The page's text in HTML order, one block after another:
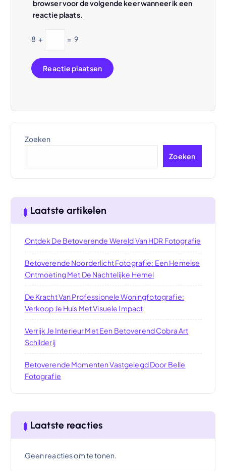
browser voor de volgende keer wanneer ik een
reactie plaats.
8 + = 9
Zoeken
Zoeken
Laatste artikelen
Ontdek De Betoverende Wereld Van HDR Fotografie
Betoverende Noorderlicht Fotografie: Een Hemelse
Ontmoeting Met De Nachtelijke Hemel
De Kracht Van Professionele Woningfotografie:
Verkoop Je Huis Met Visuele Impact
Verrijk Je Interieur Met Een Betoverend Cobra Art
Schilderij
Betoverende Momenten Vastgelegd Door Belle
Fotografie
Laatste reacties
Geen reacties om te tonen.